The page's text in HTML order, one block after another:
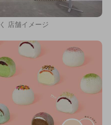
店舗イメージ